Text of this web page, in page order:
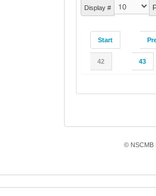
Display #
Start
42 43
© NSCMB